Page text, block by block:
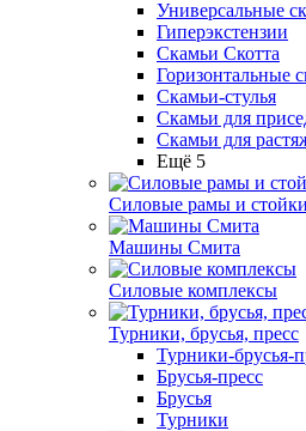
Универсальные
Гиперэкстензии
Скамьи Скотта
Горизонтальные
Скамьи-стулья
Скамьи для
Скамьи для
Ещё 5
Силовые рамы и
Машины Смита
Силовые комплексы
Турники, брусья, пресс
Турники-брусья-
Брусья-пресс
Брусья
Турники